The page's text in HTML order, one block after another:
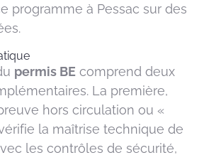
programme à Pessac sur des
permis BEcomprend deux
La première,
hors circulation ou «
la maîtrise technique de
les contrôles de sécurité,